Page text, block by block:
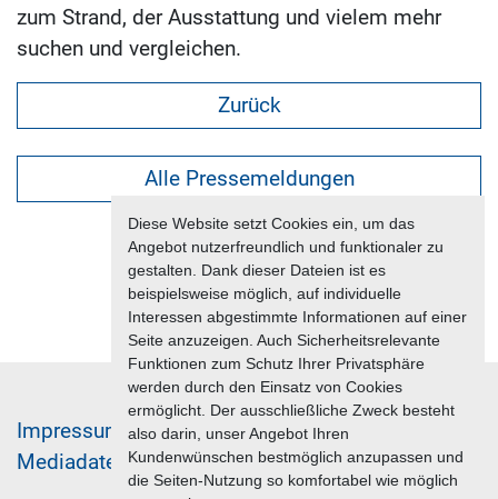
Diese Website setzt Cookies ein, um das
Angebot nutzerfreundlich und funktionaler zu
gestalten. Dank dieser Dateien ist es
beispielsweise möglich, auf individuelle
Interessen abgestimmte Informationen auf einer
Seite anzuzeigen. Auch Sicherheitsrelevante
Funktionen zum Schutz Ihrer Privatsphäre
werden durch den Einsatz von Cookies
ermöglicht. Der ausschließliche Zweck besteht
also darin, unser Angebot Ihren
Kundenwünschen bestmöglich anzupassen und
die Seiten-Nutzung so komfortabel wie möglich
zum Strand, der Ausstattung und vielem mehr
suchen und vergleichen.
Zurück
Alle Pressemeldungen
Im­pres­sum & Da­ten­schutz
Me­di­a­da­ten & Mar­ke­ting­leis­tun­gen
Jobs